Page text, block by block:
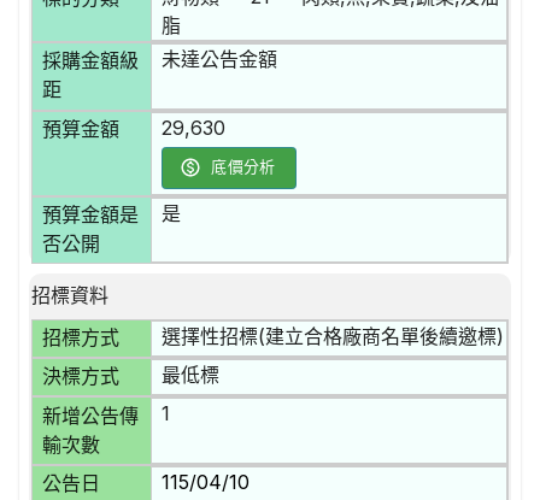
脂
採購金額級
距
未達公告金額
預算金額 29,630
底價分析
預算金額是
否公開
是
招標資料
招標方式
選擇性招標(建立合格廠商名單後續邀標)
決標方式 最低標
新增公告傳
輸次數
1
公告日 115/04/10